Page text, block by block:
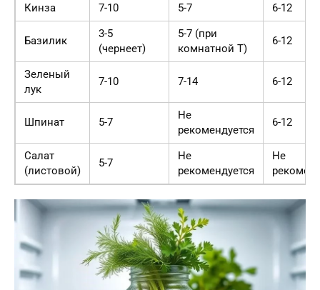
Кинза
7-10 5-7 6-12
Базилик
3-5
(чернеет)
5-7 (при
комнатной T)
6-12
Зеленый
лук
7-10 7-14 6-12
Шпинат 5-7
Не
рекомендуется
6-12
Салат
(листовой)
5-7
Не
рекомендуется
Не